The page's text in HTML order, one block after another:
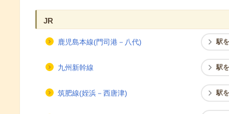
JR
鹿児島本線(門司港－八代) 駅
九州新幹線 駅
筑肥線(姪浜－西唐津) 駅